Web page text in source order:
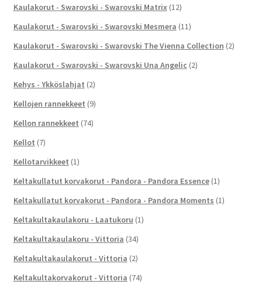
Kaulakorut - Swarovski - Swarovski Matrix (12)
Kaulakorut - Swarovski - Swarovski Mesmera (11)
Kaulakorut - Swarovski - Swarovski The Vienna Collection (2)
Kaulakorut - Swarovski - Swarovski Una Angelic (2)
Kehys - Ykköslahjat (2)
Kellojen rannekkeet (9)
Kellon rannekkeet (74)
Kellot (7)
Kellotarvikkeet (1)
Keltakullatut korvakorut - Pandora - Pandora Essence (1)
Keltakullatut korvakorut - Pandora - Pandora Moments (1)
Keltakultakaulakoru - Laatukoru (1)
Keltakultakaulakoru - Vittoria (34)
Keltakultakaulakorut - Vittoria (2)
Keltakultakorvakorut - Vittoria (74)